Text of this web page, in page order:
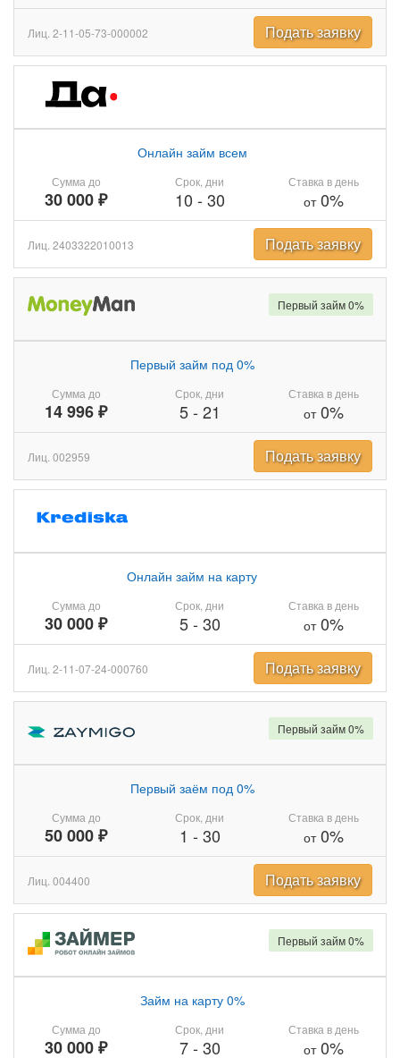
Лиц. 2-11-05-73-000002 Подать заявку
Сумма до
30 000 ₽
Онлайн займ всем
Срок, дни
10 - 30
Ставка в день
от0%
Лиц. 2403322010013 Подать заявку
Сумма до
14 996 ₽
Первый займ под 0%
Срок, дни
5- 21
Ставка в день
от0%
Первый займ 0%
Лиц. 002959 Подать заявку
Сумма до
30 000 ₽
Онлайн займ на карту
Срок, дни
5- 30
Ставка в день
от0%
Лиц. 2-11-07-24-000760 Подать заявку
Сумма до
50 000 ₽
Первый заём под 0%
Срок, дни
1 - 30
Ставка в день
от0%
Первый займ 0%
Лиц. 004400 Подать заявку
Сумма до
30 000 ₽
Займ на карту 0%
Срок, дни
7- 30
Ставка в день
от0%
Первый займ 0%